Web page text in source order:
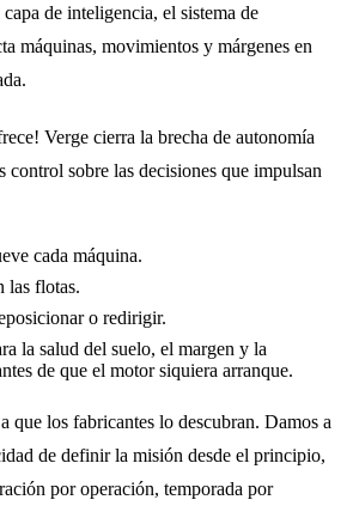
de inteligencia, el sistema de
máquinas, movimientos y márgenes en
Verge cierra la brecha de autonomía
control sobre las decisiones que impulsan
cada máquina.
las flotas.
o redirigir.
la salud del suelo, el margen y la
de que el motor siquiera arranque.
que los fabricantes lo descubran. Damos a
de definir la misión desde el principio,
por operación, temporada por